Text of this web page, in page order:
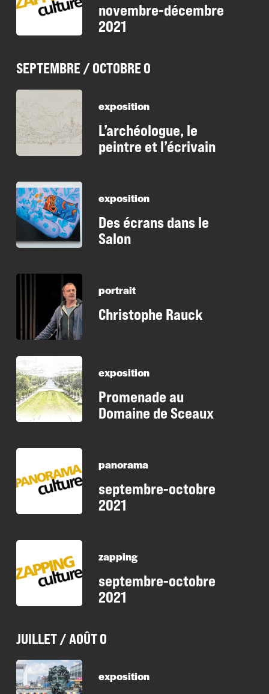
novembre-décembre
2021
SEPTEMBRE / OCTOBRE 0
exposition
L’archéologue, le
peintre et l’écrivain
exposition
Des écrans dans le
Salon
portrait
Christophe Rauck
exposition
Promenade au
Domaine de Sceaux
panorama
septembre-octobre
2021
zapping
septembre-octobre
2021
JUILLET / AOÛT 0
exposition